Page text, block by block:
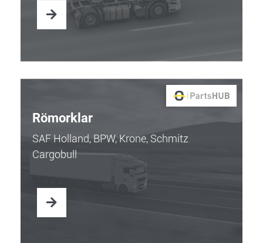
Römorklar
SAF Holland, BPW, Krone, Schmitz
Cargobull